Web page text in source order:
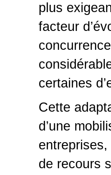
plus
facteur
certaines
Cette
d’une
de recours